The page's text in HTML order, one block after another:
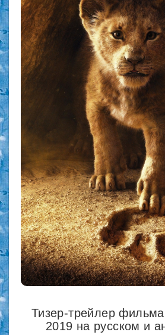
Тизер-трейлер
2019 на русском и